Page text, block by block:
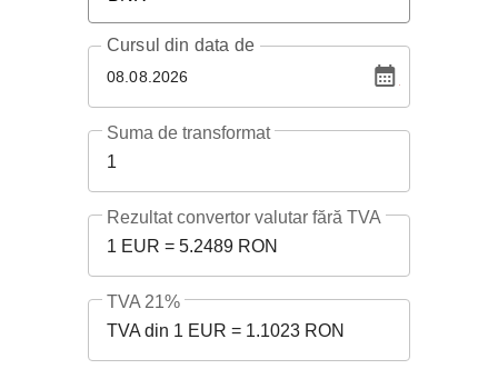
08.08.2026
Cursuldin data de
1
Suma de transformat
1 EUR = 5.2489 RON
Rezultat convertor valutar fără TVA
TVA din 1 EUR = 1.1023 RON
TVA 21%